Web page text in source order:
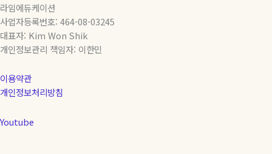
1
학
년
바
가
는
실
라임에듀케이션
사업자등록번호: 464-08-03245
대표자: Kim Won Shik
개인정보관리 책임자: 이한민
이용약관
개인정보처리방침
Youtube